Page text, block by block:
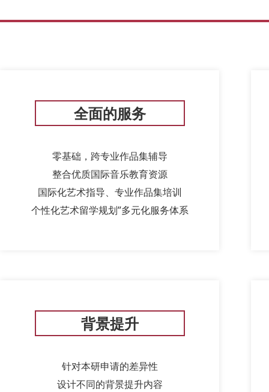
全面的服务
零基础，跨专业作品集辅导
整合优质国际音乐教育资源
国际化艺术指导、专业作品集培训
个性化艺术留学规划”多元化服务体系
背景提升
针对本研申请的差异性
设计不同的背景提升内容